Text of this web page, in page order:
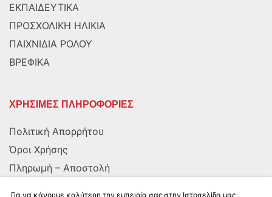
ΕΚΠΑΙΔΕΥΤΙΚΑ
ΠΡΟΣΧΟΛΙΚΗ ΗΛΙΚΙΑ
ΠΑΙΧΝΙΔΙΑ ΡΟΛΟΥ
ΒΡΕΦΙΚΑ
ΧΡΗΣΙΜΕΣ ΠΛΗΡΟΦΟΡΙΕΣ
Πολιτική Απορρήτου
Όροι Χρήσης
Πληρωμή – Αποστολή
Για να κάνουμε καλύτερη την εμπειρία σας στην Ιστοσελίδα μας